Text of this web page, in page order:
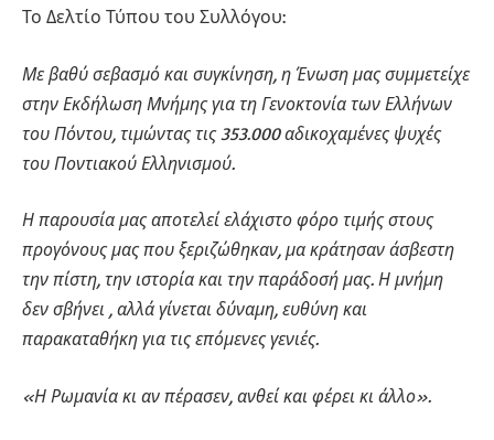
Το Δελτίο Τύπου του Συλλόγου:
Με βαθύ σεβασμό και συγκίνηση, η Ένωση μας συμμετείχε
στην Εκδήλωση Μνήμης για τη Γενοκτονία των Ελλήνων
του Πόντου, τιμώντας τις 353.000 αδικοχαμένες ψυχές
του Ποντιακού Ελληνισμού.
Η παρουσία μας αποτελεί ελάχιστο φόρο τιμής στους
προγόνους μας που ξεριζώθηκαν, μα κράτησαν άσβεστη
την πίστη, την ιστορία και την παράδοσή μας. Η μνήμη
δεν σβήνει , αλλά γίνεται δύναμη, ευθύνη και
παρακαταθήκη για τις επόμενες γενιές.
«Η Ρωμανία κι αν πέρασεν, ανθεί και φέρει κι άλλο».